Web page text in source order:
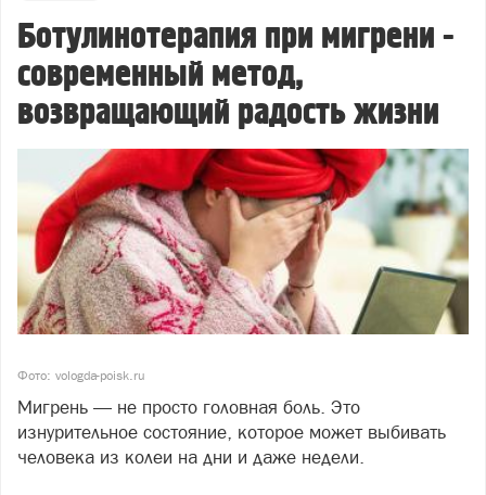
Ботулинотерапия при мигрени -
современный метод,
возвращающий радость жизни
Фото: vologda-poisk.ru
Мигрень — не просто головная боль. Это
изнурительное состояние, которое может выбивать
человека из колеи на дни и даже недели.